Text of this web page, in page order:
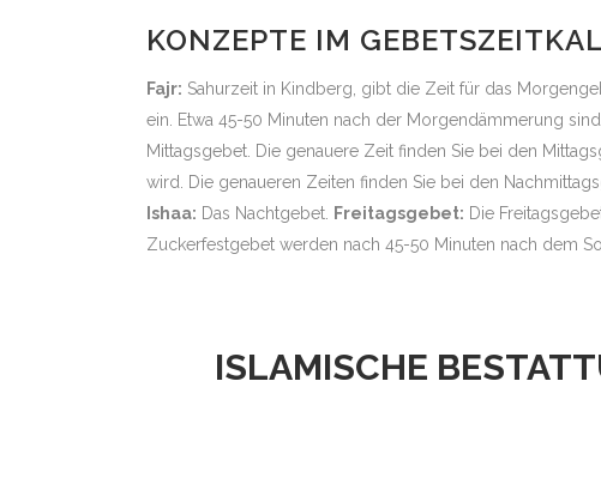
KONZEPTE IM
Fajr: Sahurzeit in Kindberg, gibt die Zeit für das
ein. Etwa 45-50 Minuten nach der Morgendämmerung
Mittagsgebet. Die genauere Zeit finden Sie bei den
wird. Die genaueren Zeiten finden Sie bei den
Ishaa: Das Nachtgebet. Freitagsgebet: Die
Zuckerfestgebet werden nach 45-50 Minuten nach dem
ISLAMISCHE